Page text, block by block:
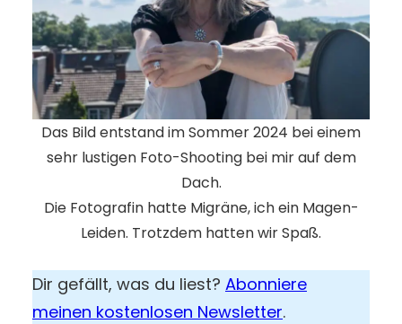
Das Bild entstand im Sommer 2024 bei einem
sehr lustigen Foto-Shooting bei mir auf dem
Dach.
Die Fotografin hatte Migräne, ich ein Magen-
Leiden. Trotzdem hatten wir Spaß.
Dir gefällt, was du liest? Abonniere
meinen kostenlosen Newsletter.